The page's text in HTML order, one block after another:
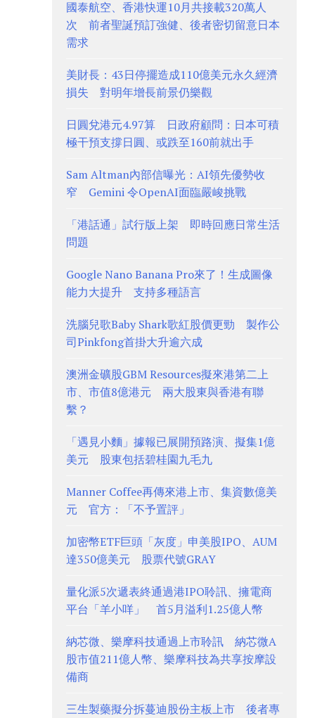
國泰航空、香港快運10月共接載320萬人
次 前者聖誕預訂強健、後者密切留意日本
需求
美財長：43日停擺造成110億美元永久經濟
損失 對明年增長前景仍樂觀
日圓兌港元4.97算 日政府顧問：日本可積
極干預支撐日圓、或跌至160前就出手
Sam Altman內部信曝光：AI領先優勢收
窄 Gemini 令OpenAI面臨嚴峻挑戰
「港話通」試行版上架 即時回應日常生活
問題
Google Nano Banana Pro來了！生成圖像
能力大提升 支持多種語言
洗腦兒歌Baby Shark歌紅股價更勁 製作公
司Pinkfong首掛大升逾六成
澳洲金礦股GBM Resources擬來港第二上
市、市值8億港元 兩大股東與香港有聯
繫？
「遇見小麵」據報已展開預路演、擬集1億
美元 股東包括碧桂園九毛九
Manner Coffee再傳來港上市、集資數億美
元 官方：「不予置評」
加密幣ETF巨頭「灰度」申美股IPO、AUM
達350億美元 股票代號GRAY
量化派5次遞表終通過港IPO聆訊、擁電商
平台「羊小咩」 首5月溢利1.25億人幣
納芯微、樂摩科技通過上市聆訊 納芯微A
股市值211億人幣、樂摩科技為共享按摩設
備商
三生製藥擬分拆蔓迪股份主板上市 後者專